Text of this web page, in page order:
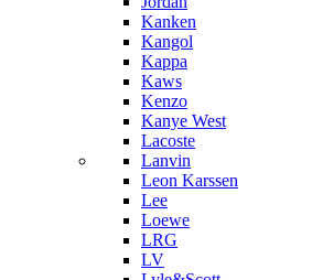
Kanken
Kangol
Kappa
Kaws
Kenzo
Kanye West
Lacoste
Lanvin
Leon Karssen
Lee
Loewe
LRG
LV